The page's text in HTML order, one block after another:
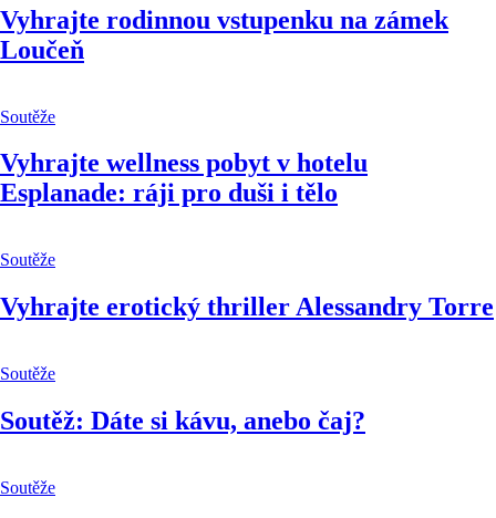
Vyhrajte rodinnou vstupenku na zámek
Loučeň
Soutěže
Vyhrajte wellness pobyt v hotelu
Esplanade: ráji pro duši i tělo
Soutěže
Vyhrajte erotický thriller Alessandry Torre
Soutěže
Soutěž: Dáte si kávu, anebo čaj?
Soutěže